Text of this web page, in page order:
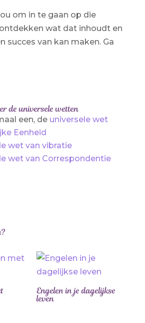
om in te gaan op die
wat dat inhoudt en
succes van kan maken. Ga
de universele wetten
een, de universele wet
Eenheid
wet van vibratie
wet van Correspondentie
Engelen in je dagelijkse
leven